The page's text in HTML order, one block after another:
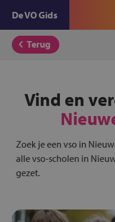
De VO Gids
Terug
Vind en
Zoek je een vso in
alle vso-scholen in
gezet.